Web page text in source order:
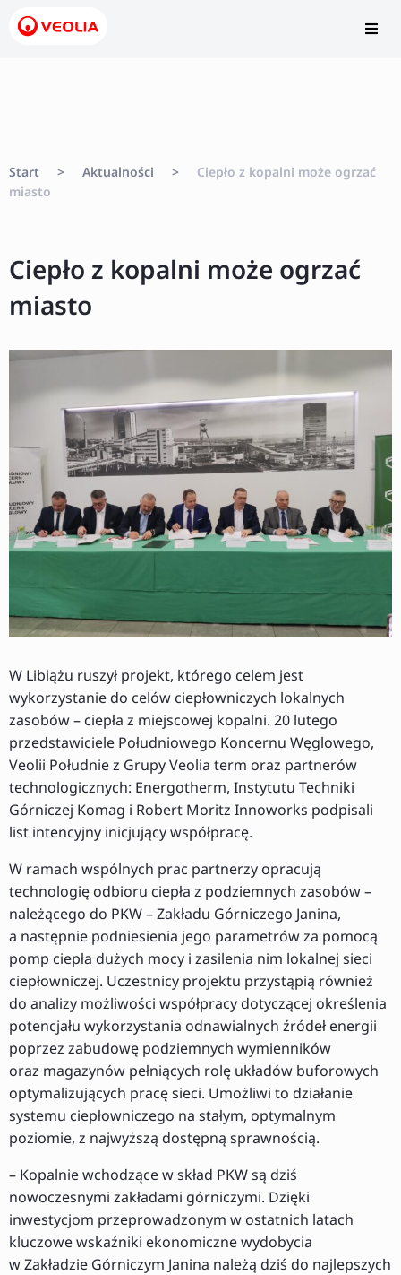
Start > Aktualności >
Ciepło z kopalni może ogrzać
miasto
Ciepło z kopalni może ogrzać
miasto
W Libiążu ruszył projekt, którego celem jest
wykorzystanie do celów ciepłowniczych lokalnych
zasobów – ciepła z miejscowej kopalni. 20 lutego
przedstawiciele Południowego Koncernu Węglowego,
Veolii Południe z Grupy Veolia term oraz partnerów
technologicznych: Energotherm, Instytutu Techniki
Górniczej Komag i Robert Moritz Innoworks podpisali
list intencyjny inicjujący współpracę.
W ramach wspólnych prac partnerzy opracują
technologię odbioru ciepła z podziemnych zasobów –
należącego do PKW – Zakładu Górniczego Janina,
a następnie podniesienia jego parametrów za pomocą
pomp ciepła dużych mocy i zasilenia nim lokalnej sieci
ciepłowniczej. Uczestnicy projektu przystąpią również
do analizy możliwości współpracy dotyczącej określenia
potencjału wykorzystania odnawialnych źródeł energii
poprzez zabudowę podziemnych wymienników
oraz magazynów pełniących rolę układów buforowych
optymalizujących pracę sieci. Umożliwi to działanie
systemu ciepłowniczego na stałym, optymalnym
poziomie, z najwyższą dostępną sprawnością.
– Kopalnie wchodzące w skład PKW są dziś
nowoczesnymi zakładami górniczymi. Dzięki
inwestycjom przeprowadzonym w ostatnich latach
kluczowe wskaźniki ekonomiczne wydobycia
w Zakładzie Górniczym Janina należą dziś do najlepszych